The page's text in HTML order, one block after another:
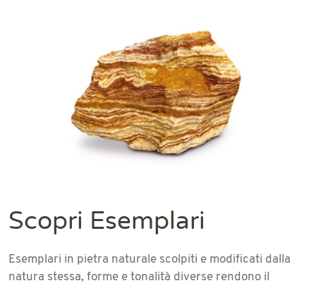
Scopri Esemplari
Esemplari in pietra naturale scolpiti e modificati dalla
natura stessa, forme e tonalità diverse rendono il